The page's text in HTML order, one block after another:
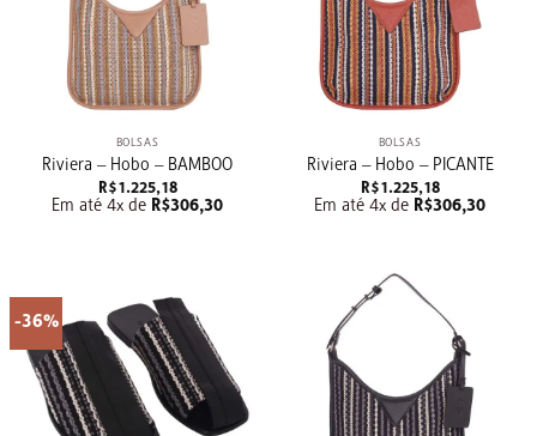
BOLSAS
Riviera – Hobo – BAMBOO
R$1.225,18
Em até 4x de R$306,30
BOLSAS
Riviera – Hobo – PICANTE
R$1.225,18
Em até 4x de R$306,30
-36%